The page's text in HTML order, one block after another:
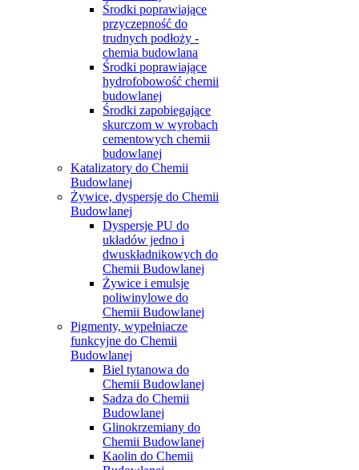
Środki poprawiające
przyczepność do
trudnych podłoży -
chemia budowlana
Środki poprawiające
hydrofobowość chemii
budowlanej
Środki zapobiegające
skurczom w wyrobach
cementowych chemii
budowlanej
Katalizatory do Chemii
Budowlanej
Żywice, dyspersje do Chemii
Budowlanej
Dyspersje PU do
układów jedno i
dwuskładnikowych do
Chemii Budowlanej
Żywice i emulsje
poliwinylowe do
Chemii Budowlanej
Pigmenty, wypełniacze
funkcyjne do Chemii
Budowlanej
Biel tytanowa do
Chemii Budowlanej
Sadza do Chemii
Budowlanej
Glinokrzemiany do
Chemii Budowlanej
Kaolin do Chemii